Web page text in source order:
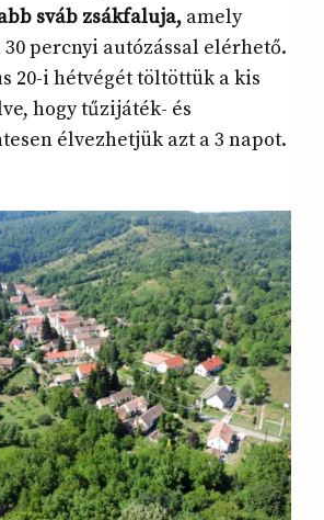
sváb zsákfaluja, amely
30 percnyi autózással elérhető.
20-i hétvégét töltöttük a kis
hogy tűzijáték- és
élvezhetjük azt a 3 napot.